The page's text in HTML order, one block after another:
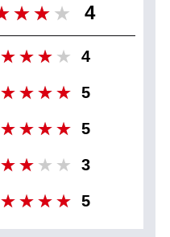
4
4
5
5
3
5